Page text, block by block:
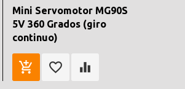
Mini Servomotor MG90S
5V 360 Grados (giro
continuo)